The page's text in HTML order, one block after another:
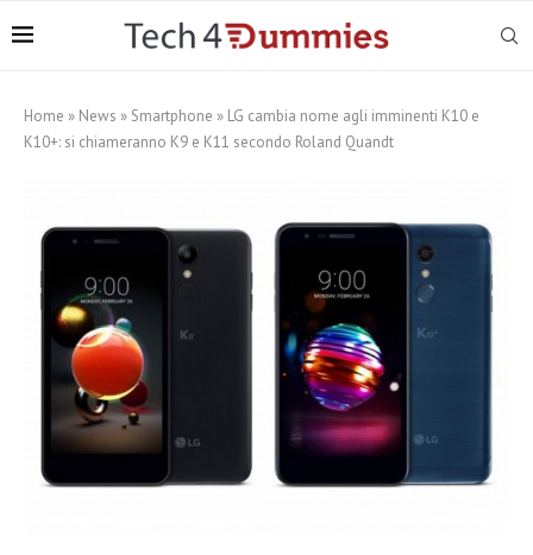
Home » News » Smartphone » LG cambia nome agli imminenti K10 e
K10+: si chiameranno K9 e K11 secondo Roland Quandt